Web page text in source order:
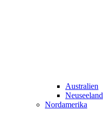
Australien
Neuseeland
Nordamerika